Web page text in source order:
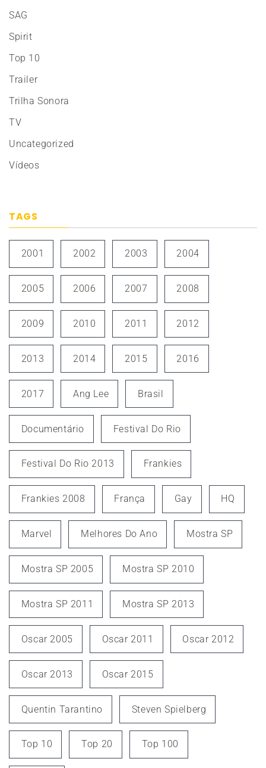
SAG
Spirit
Top 10
Trailer
Trilha Sonora
TV
Uncategorized
Vídeos
TAGS
2001 2002 2003 2004
2005 2006 2007 2008
2009 2010 2011 2012
2013 2014 2015 2016
2017 Ang Lee Brasil
Documentário Festival Do Rio
Festival Do Rio 2013 Frankies
Frankies 2008 França Gay HQ
Marvel Melhores Do Ano Mostra SP
Mostra SP 2005 Mostra SP 2010
Mostra SP 2011 Mostra SP 2013
Oscar 2005 Oscar 2011 Oscar 2012
Oscar 2013 Oscar 2015
Quentin Tarantino Steven Spielberg
Top 10 Top 20 Top 100